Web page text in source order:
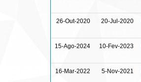
26-Out-2020 20-Jul-2020
15-Ago-2024 10-Fev-2023
16-Mar-2022 5-Nov-2021